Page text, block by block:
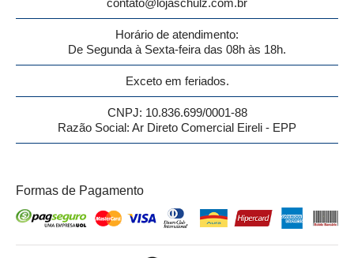
contato@lojaschulz.com.br
Horário de atendimento:
De Segunda à Sexta-feira das 08h às 18h.
Exceto em feriados.
CNPJ: 10.836.699/0001-88
Razão Social: Ar Direto Comercial Eireli - EPP
Formas de Pagamento